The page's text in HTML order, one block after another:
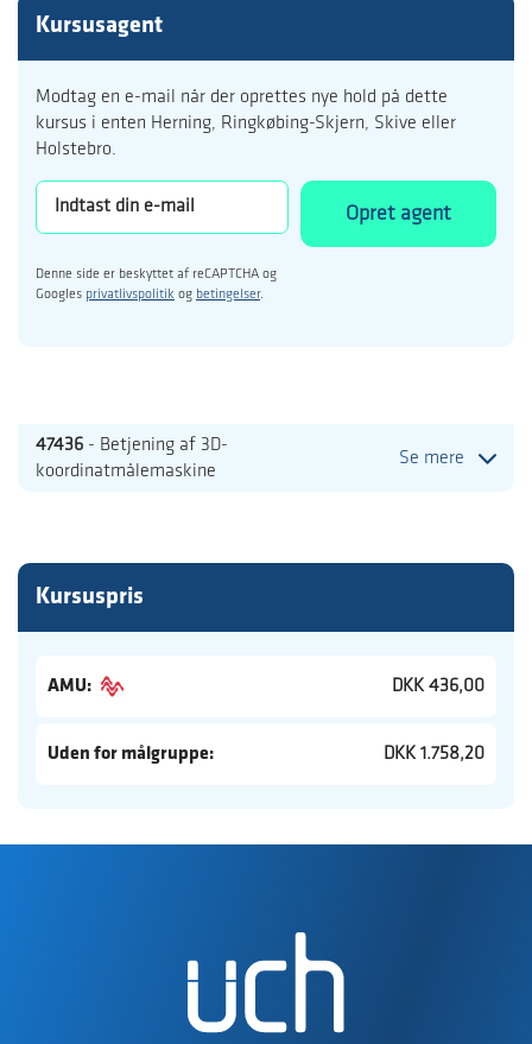
Kursusagent
Modtag en e-mail når der oprettes nye hold på dette
kursus i enten Herning, Ringkøbing-Skjern, Skive eller
Holstebro.
Opret agent
Denne side er beskyttet af reCAPTCHA og
Googles privatlivspolitik og betingelser.
47436 - Betjening af 3D-
koordinatmålemaskine
Se mere
Kursuspris
AMU: DKK 436,00
Uden for målgruppe: DKK 1.758,20